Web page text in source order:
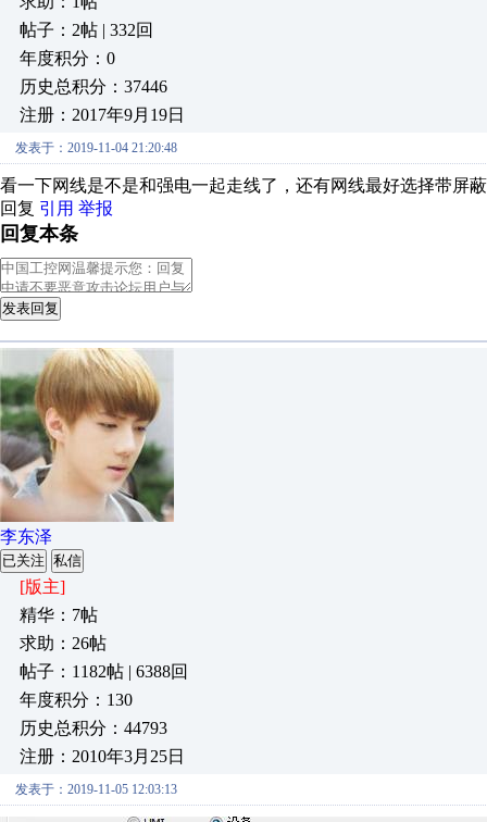
帖子：2帖 | 332回
年度积分：0
历史总积分：37446
注册：2017年9月19日
发表于：2019-11-04 21:20:48
看一下网线是不是和强电一起走线了，还有网线最好选择带屏
回复 引用 举报
回复本条
发表回复
李东泽
已关注 私信
[版主]
精华：7帖
求助：26帖
帖子：1182帖 | 6388回
年度积分：130
历史总积分：44793
注册：2010年3月25日
发表于：2019-11-05 12:03:13